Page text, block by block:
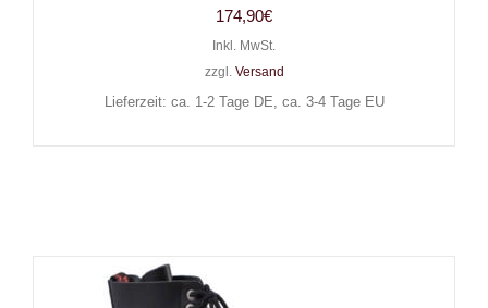
174,90€
Inkl. MwSt.
zzgl. Versand
Lieferzeit: ca. 1-2 Tage DE, ca. 3-4 Tage EU